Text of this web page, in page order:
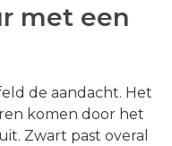
met een
de aandacht. Het
komen door het
Zwart past overal